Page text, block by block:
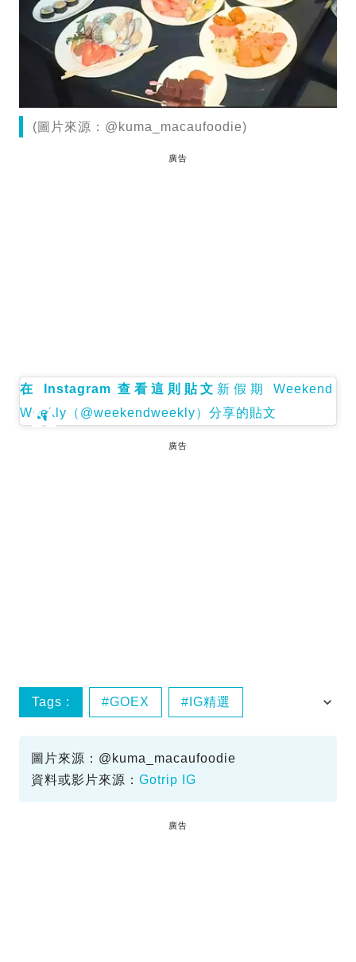
(圖片來源：@kuma_macaufoodie)
廣告
在 Instagram 查看這則貼文 新假期 Weekend
Weekly（@weekendweekly）分享的貼文
廣告
Tags : GOEX IG精選
圖片來源：@kuma_macaufoodie
資料或影片來源： Gotrip IG
廣告